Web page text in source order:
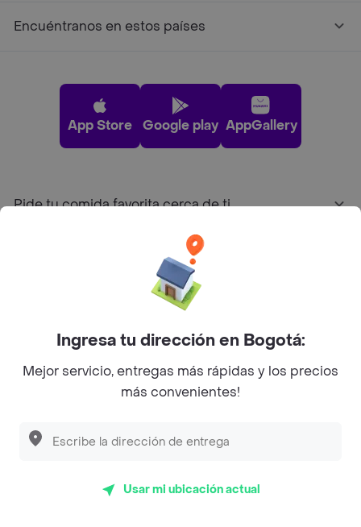
Encuéntranos en estos países
App Store Google play AppGallery
Pide tu comida favorita cerca de ti
Sobre Rappi
Facebook
Twitter
Instagram
©2026Rappi Inc. All rights reserved.
Ingresa tu dirección en Bogotá:
Mejor servicio, entregas más rápidas y los precios
más convenientes!
Usar mi ubicación actual